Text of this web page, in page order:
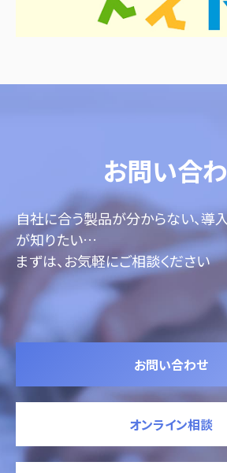
お問い合
自社に合う製品が分からない、導
が知りたい…
まずは、お気軽にご相談ください
お問い合わせ
オンライン相談